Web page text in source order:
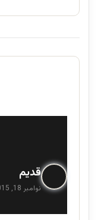
قدیم
ف
:
نوامبر 18, 2015 در 9:12 ب.ظ